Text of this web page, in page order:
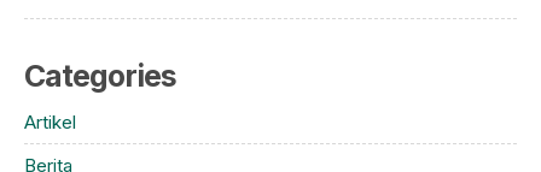
Categories
Artikel
Berita